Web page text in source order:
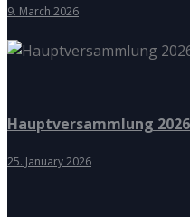
9. March 2026
Hauptversammlung 2026
25. January 2026